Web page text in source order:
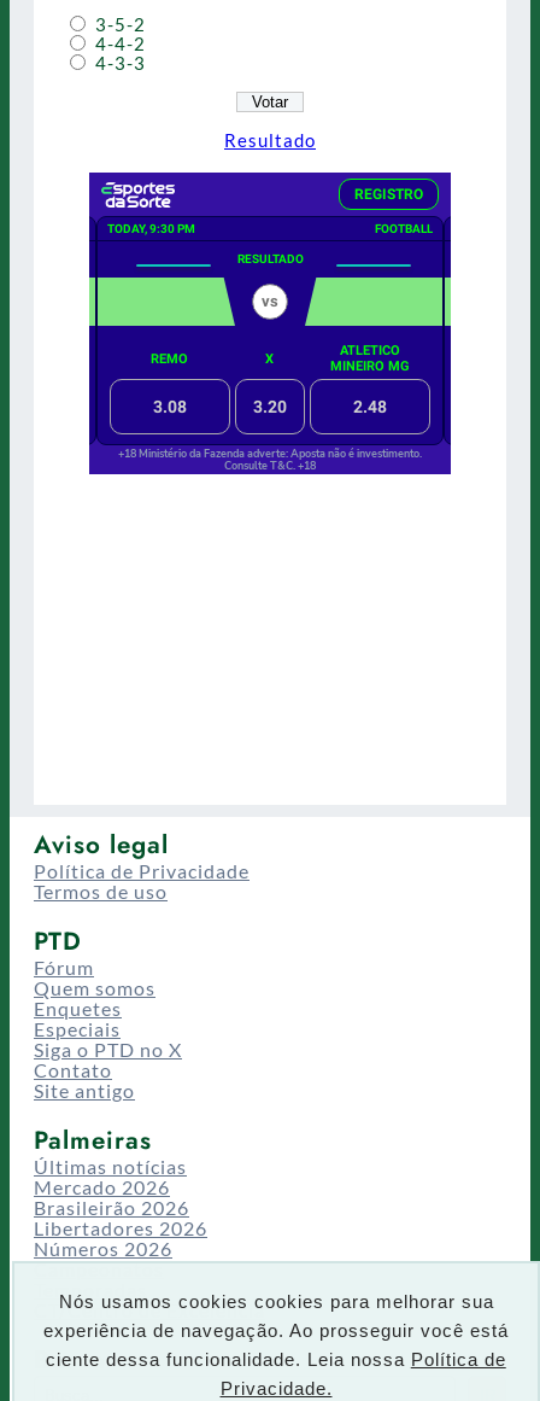
Nós usamos cookies cookies para melhorar sua
experiência de navegação. Ao prosseguir você está
ciente dessa funcionalidade. Leia nossa Política de
Privacidade.
3-5-2
4-4-2
4-3-3
Resultado
Aviso legal
Política de Privacidade
Termos de uso
PTD
Fórum
Quem somos
Enquetes
Especiais
Siga o PTD no X
Contato
Site antigo
Palmeiras
Últimas notícias
Mercado 2026
Brasileirão 2026
Libertadores 2026
Números 2026
Campeonatos
Temporadas
CT/Centro de Excelência
Busca
P